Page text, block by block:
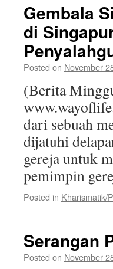
Gembala
di
Posted on November
(Berita
dari sebuah
dijatuhi
gereja untuk
pemimpin
Posted in Kharismatik/
Serangan
Posted on November